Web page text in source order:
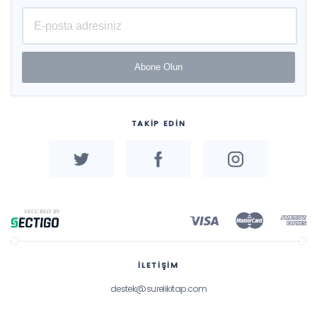
Abone Olun
TAKİP EDİN
İLETİŞİM
destek@surelikitap.com